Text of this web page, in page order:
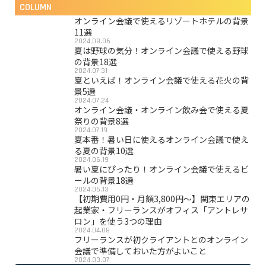
COLUMN
オンライン会議で使えるリゾートホテルの背景
11選
2024.08.06
夏は野球の気分！オンライン会議で使える野球
の背景18選
2024.07.31
夏といえば！オンライン会議で使える花火の背
景5選
2024.07.24
オンライン会議・オンライン飲み会で使える夏
祭りの背景8選
2024.07.19
夏本番！暑い日に使えるオンライン会議で使え
る夏の背景10選
2024.06.19
暑い夏にぴったり！オンライン会議で使えるビ
ールの背景18選
2024.06.13
【初期費用0円・月額3,800円〜】関東エリアの
起業家・フリーランスがオフィス「アントレサ
ロン」を使う3つの理由
2024.04.08
フリーランスが初クライアントとのオンライン
会議で準備しておいた方がよいこと
2024.03.07